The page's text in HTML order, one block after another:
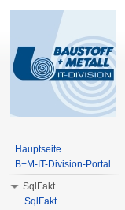
Hauptseite
B+M-IT-Division-Portal
SqlFakt
SqlFakt